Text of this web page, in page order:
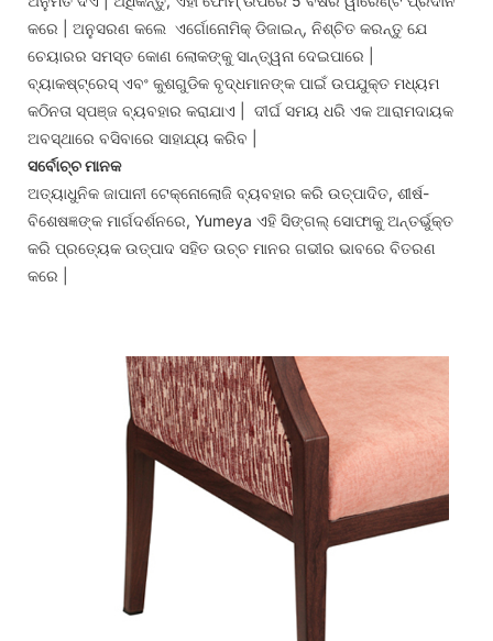
କରେ | ଅନୁସରଣ କଲେ ଏର୍ଗୋନୋମିକ୍ ଡିଜାଇନ୍, ନିଶ୍ଚିତ କରନ୍ତୁ ଯେ
ଚେୟାରର ସମସ୍ତ କୋଣ ଲୋକଙ୍କୁ ସାନ୍ତ୍ୱନା ଦେଇପାରେ |
ବ୍ୟାକଷ୍ଟ୍ରେସ୍ ଏବଂ କୁଶଗୁଡିକ ବୃଦ୍ଧମାନଙ୍କ ପାଇଁ ଉପଯୁକ୍ତ ମଧ୍ୟମ
କଠିନତା ସ୍ପଞ୍ଜ ବ୍ୟବହାର କରାଯାଏ | ଦୀର୍ଘ ସମୟ ଧରି ଏକ ଆରାମଦାୟକ
ଅବସ୍ଥାରେ ବସିବାରେ ସାହାଯ୍ୟ କରିବ |
ସର୍ବୋଚ୍ଚ ମାନକ
ଅତ୍ୟାଧୁନିକ ଜାପାନୀ ଟେକ୍ନୋଲୋଜି ବ୍ୟବହାର କରି ଉତ୍ପାଦିତ, ଶୀର୍ଷ-
ବିଶେଷଜ୍ଞଙ୍କ ମାର୍ଗଦର୍ଶନରେ, Yumeya ଏହି ସିଙ୍ଗଲ୍ ସୋଫାକୁ ଅନ୍ତର୍ଭୁକ୍ତ
କରି ପ୍ରତ୍ୟେକ ଉତ୍ପାଦ ସହିତ ଉଚ୍ଚ ମାନର ଗଭୀର ଭାବରେ ବିତରଣ
କରେ |